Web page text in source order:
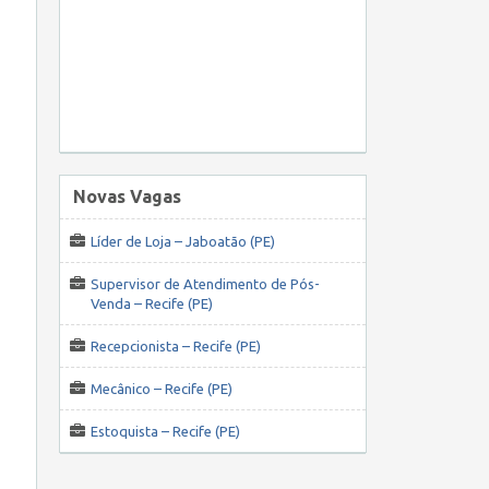
Novas Vagas
Líder de Loja – Jaboatão (PE)
Supervisor de Atendimento de Pós-
Venda – Recife (PE)
Recepcionista – Recife (PE)
Mecânico – Recife (PE)
Estoquista – Recife (PE)